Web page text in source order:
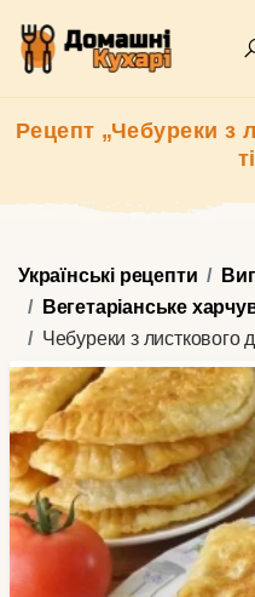
Рецепт „Чебуреки з
Українські рецепти
Вегетаріанське
Чебуреки з листкового